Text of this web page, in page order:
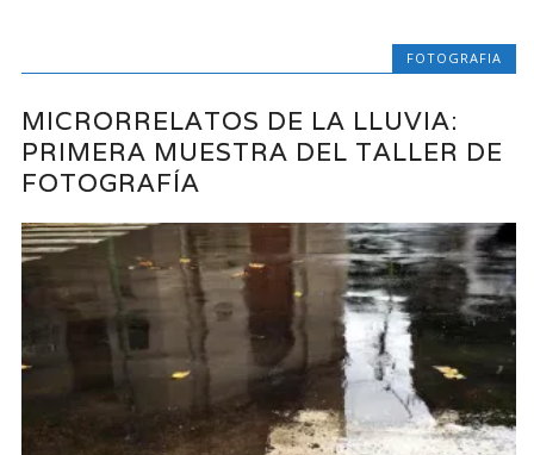
FOTOGRAFIA
MICRORRELATOS DE LA LLUVIA:
PRIMERA MUESTRA DEL TALLER DE
FOTOGRAFÍA